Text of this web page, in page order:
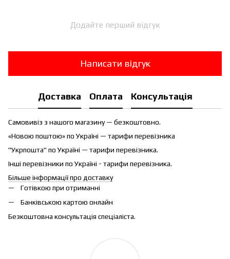
Додайте перший відгук
Написати відгук
Доставка Оплата Консультація
Самовивіз з нашого магазину — безкоштовно.
«Новою поштою» по Україні — тарифи перевізника
"Укрпошта" по Україні — тарифи перевізника.
Інші перевізники по Україні - тарифи перевізника.
Більше інформації про доставку
Готівкою при отриманні
Банківською картою онлайн
Безкоштовна консультація спеціаліста.